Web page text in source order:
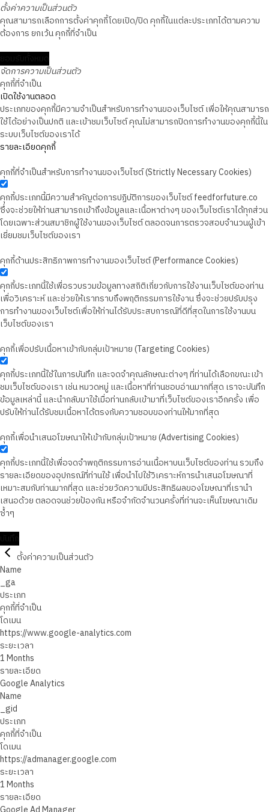
ตั้งค่าความเป็นส่วนตัว
คุณสามารถเลือกการตั้งค่าคุกกี้โดยเปิด/ปิด คุกกี้ในแต่ละประเภทได้ตามความ
ต้องการ ยกเว้น คุกกี้ที่จำเป็น
จัดการความเป็นส่วนตัว
คุกกี้ที่จำเป็น
เปิดใช้งานตลอด
ประเภทของคุกกี้มีความจำเป็นสำหรับการทำงานของเว็บไซต์ เพื่อให้คุณสามารถ
ใช้ได้อย่างเป็นปกติ และเข้าชมเว็บไซต์ คุณไม่สามารถปิดการทำงานของคุกกี้นี้ใน
ระบบเว็บไซต์ของเราได้
รายละเอียดคุกกี้
คุกกี้ที่จำเป็นสำหรับการทำงานของเว็บไซต์ (Strictly Necessary Cookies)
คุกกี้ประเภทนี้มีความสำคัญต่อการปฏิบัติการของเว็บไซต์ feedforfuture.co
ซึ่งจะช่วยให้ท่านสามารถเข้าถึงข้อมูลและเนื้อหาต่างๆ ของเว็บไซต์เราได้ทุกส่วน
โดยเฉพาะส่วนสมาชิกผู้ใช้งานของเว็บไซต์ ตลอดจนการตรวจสอบจำนวนผู้เข้า
เยี่ยมชมเว็บไซต์ของเรา
คุกกี้ด้านประสิทธิภาพการทำงานของเว็บไซต์ (Performance Cookies)
คุกกี้ประเภทนี้ใช้เพื่อรวบรวมข้อมูลทางสถิติเกี่ยวกับการใช้งานเว็บไซต์ของท่าน
เพื่อวิเคราะห์ และช่วยให้เราทราบถึงพฤติกรรมการใช้งาน ซึ่งจะช่วยปรับปรุง
การทำงานของเว็บไซต์เพื่อให้ท่านได้รับประสบการณ์ที่ดีที่สุดในการใช้งานบน
เว็บไซต์ของเรา
คุกกี้เพื่อปรับเนื้อหาเข้ากับกลุ่มเป้าหมาย (Targeting Cookies)
คุกกี้ประเภทนี้ใช้ในการบันทึก และจดจำคุณลักษณะต่างๆ ที่ท่านได้เลือกขณะเข้า
ชมเว็บไซต์ของเรา เช่น หมวดหมู่ และเนื้อหาที่ท่านชอบอ่านมากที่สุด เราจะบันทึก
ข้อมูลเหล่านี้ และนำกลับมาใช้เมื่อท่านกลับเข้ามาที่เว็บไซต์ของเราอีกครั้ง เพื่อ
ปรับให้ท่านได้รับชมเนื้อหาได้ตรงกับความชอบของท่านให้มากที่สุด
คุกกี้เพื่อนำเสนอโฆษณาให้เข้ากับกลุ่มเป้าหมาย (Advertising Cookies)
คุกกี้ประเภทนี้ใช้เพื่อจดจำพฤติกรรมการอ่านเนื้อหาบนเว็บไซต์ของท่าน รวมถึง
รายละเอียดของอุปกรณ์ที่ท่านใช้ เพื่อนำไปใช้วิเคราะห์การนำเสนอโฆษณาที่
เหมาะสมกับท่านมากที่สุด และช่วยวัดความมีประสิทธิผลของโฆษณาที่เรานำ
เสนอด้วย ตลอดจนช่วยป้องกัน หรือจำกัดจำนวนครั้งที่ท่านจะเห็นโฆษณาเดิม
ซ้ำๆ
ตั้งค่าความเป็นส่วนตัว
Name
_ga
ประเภท
คุกกี้ที่จำเป็น
โดเมน
https://www.google-analytics.com
ระยะเวลา
1 Months
รายละเอียด
Google Analytics
Name
_gid
ประเภท
คุกกี้ที่จำเป็น
โดเมน
https://admanager.google.com
ระยะเวลา
1 Months
รายละเอียด